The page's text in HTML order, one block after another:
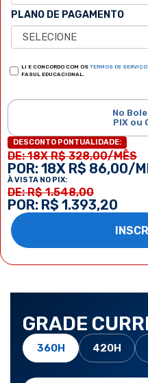
PLANO DE PAGAMENTO
LI E CONCORDO COM OS TERMOS DE
FASUL EDUCACIONAL.
No
PIX ou
DESCONTO PONTUALIDADE:
DE: 18X R$ 328,00/MÊS
POR: 18X R$ 86,00/
À VISTA NO PIX:
DE: R$ 1.548,00
POR: R$ 1.393,20
GRADE
360H 420H